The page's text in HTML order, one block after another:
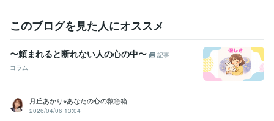
このブログを見た人にオススメ
〜頼まれると断れない人の心の中〜
記事
コラム
月丘あかり⭐︎あなたの心の救急箱
2026/04/06 13:04